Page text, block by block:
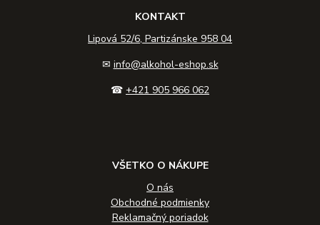
KONTAKT
Lipová 52/6, Partizánske 958 04
✉ info@alkohol-eshop.sk
☎ +421 905 966 062
VŠETKO O NÁKUPE
O nás
Obchodné podmienky
Reklamačný poriadok